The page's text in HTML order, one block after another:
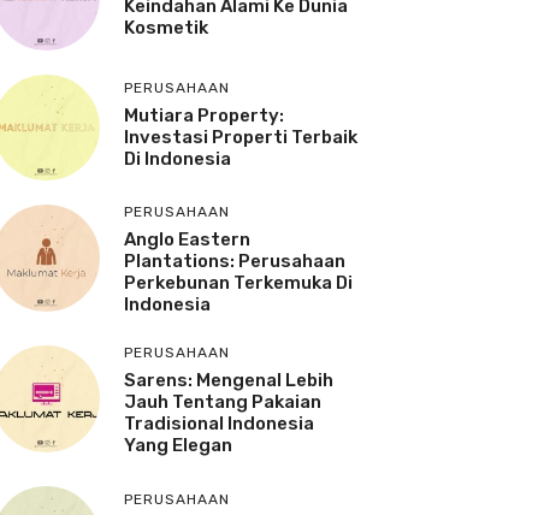
Keindahan Alami Ke Dunia
Kosmetik
PERUSAHAAN
Mutiara Property:
Investasi Properti Terbaik
Di Indonesia
PERUSAHAAN
Anglo Eastern
Plantations: Perusahaan
Perkebunan Terkemuka Di
Indonesia
PERUSAHAAN
Sarens: Mengenal Lebih
Jauh Tentang Pakaian
Tradisional Indonesia
Yang Elegan
PERUSAHAAN